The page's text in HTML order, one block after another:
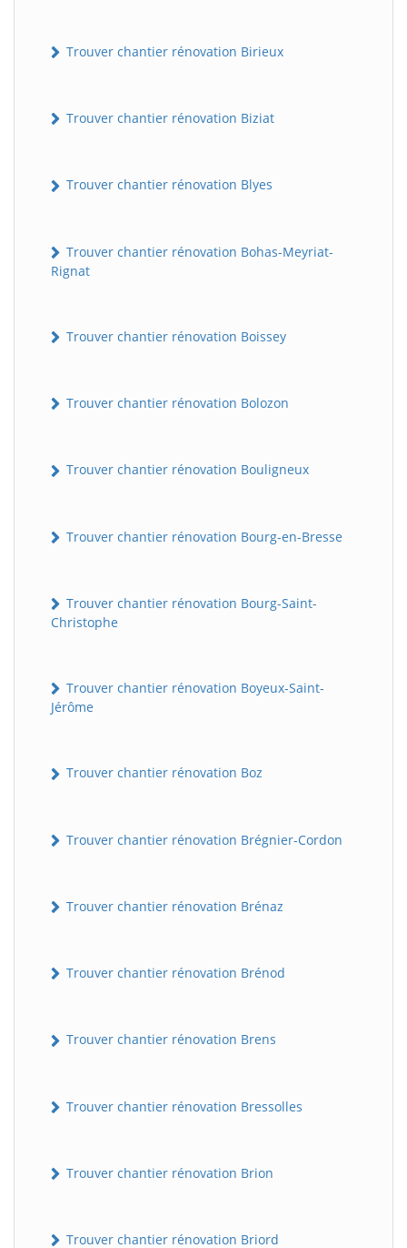
Trouver chantier rénovation Birieux
Trouver chantier rénovation Biziat
Trouver chantier rénovation Blyes
Trouver chantier rénovation Bohas-Meyriat-
Rignat
Trouver chantier rénovation Boissey
Trouver chantier rénovation Bolozon
Trouver chantier rénovation Bouligneux
Trouver chantier rénovation Bourg-en-Bresse
Trouver chantier rénovation Bourg-Saint-
Christophe
Trouver chantier rénovation Boyeux-Saint-
Jérôme
Trouver chantier rénovation Boz
Trouver chantier rénovation Brégnier-Cordon
Trouver chantier rénovation Brénaz
Trouver chantier rénovation Brénod
Trouver chantier rénovation Brens
Trouver chantier rénovation Bressolles
Trouver chantier rénovation Brion
Trouver chantier rénovation Briord